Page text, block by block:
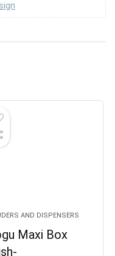
AND DISPENSERS
Maxi Box